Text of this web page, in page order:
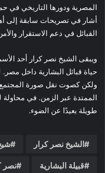
المصرية ودورها التاريخي في
أشار في تصريحات سابقة إلى
القبائل في دعم الاستقرار
ويبقى الشيخ نصر كرار أحد
حياة قبائل البشارية داخل
ولكن كصوت نقل صورة المجتمع
الممتدة عبر الزمن. في
طويلة بعيدًا عن الضوء.
الشيخ نصر كرار
قبيلة البشارية نصر